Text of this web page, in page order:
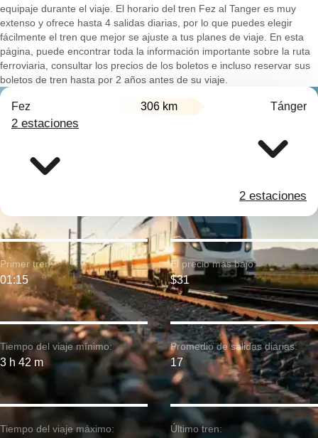
equipaje durante el viaje. El horario del tren Fez al Tanger es muy
extenso y ofrece hasta 4 salidas diarias, por lo que puedes elegir
fácilmente el tren que mejor se ajuste a tus planes de viaje. En esta
página, puede encontrar toda la información importante sobre la ruta
ferroviaria, consultar los precios de los boletos e incluso reservar sus
boletos de tren hasta por 2 años antes de su viaje.
Fez 306 km Tánger
2 estaciones
2 estaciones
Tiempo del viaje mínimo:
3 h 42 m
Primer tren:
01:15
Tiempo del viaje máximo:
El precio más bajo:
$31
Promedio de salidas diarias:
17
Último tren: